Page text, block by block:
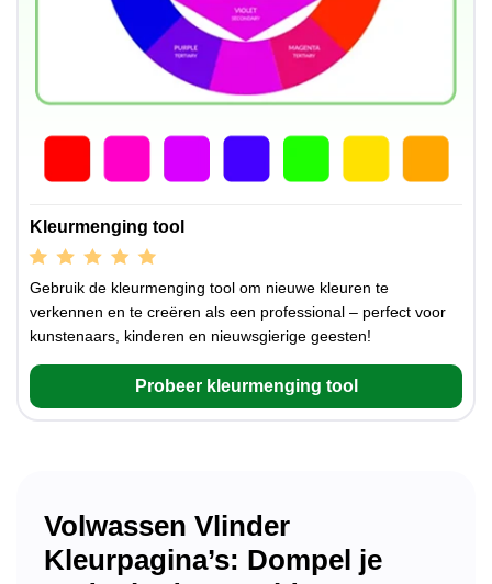
Kleurmenging tool
Gebruik de kleurmenging tool om nieuwe kleuren te
verkennen en te creëren als een professional – perfect voor
kunstenaars, kinderen en nieuwsgierige geesten!
Probeer kleurmenging tool
Volwassen Vlinder
Kleurpagina’s: Dompel je